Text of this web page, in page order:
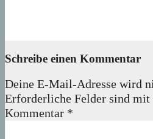
Schreibe einen Kommentar
Deine E-Mail-Adresse wird
Erforderliche Felder sind mit
Kommentar *